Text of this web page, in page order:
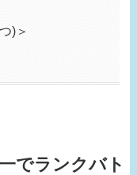
)＞
でランクバト